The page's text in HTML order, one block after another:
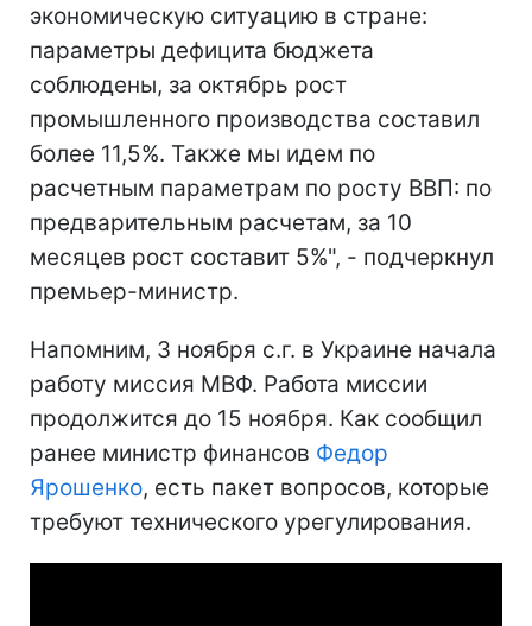
экономическую ситуацию в стране:
параметры дефицита бюджета
соблюдены, за октябрь рост
промышленного производства составил
более 11,5%. Также мы идем по
расчетным параметрам по росту ВВП: по
предварительным расчетам, за 10
месяцев рост составит 5%", - подчеркнул
премьер-министр.
Напомним, 3 ноября с.г. в Украине начала
работу миссия МВФ. Работа миссии
продолжится до 15 ноября. Как сообщил
ранее министр финансов Федор
Ярошенко, есть пакет вопросов, которые
требуют технического урегулирования.